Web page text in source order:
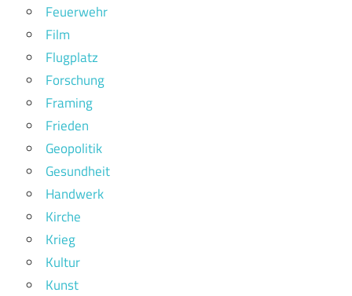
Feuerwehr
Film
Flugplatz
Forschung
Framing
Frieden
Geopolitik
Gesundheit
Handwerk
Kirche
Krieg
Kultur
Kunst